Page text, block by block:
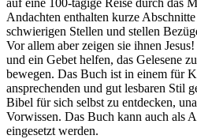
auf eine 100-tägige Reise durch das
Andachten enthalten kurze
schwierigen Stellen und stellen
Vor allem aber zeigen sie ihnen
und ein Gebet helfen, das Gelesene
bewegen. Das Buch ist in einem für
ansprechenden und gut lesbaren Stil
Bibel für sich selbst zu entdecken,
Vorwissen. Das Buch kann auch als
eingesetzt werden.